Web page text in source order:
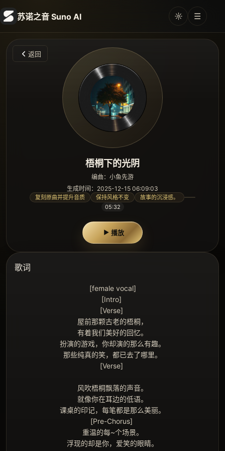
苏诺之音 Suno AI ☼ ☰
返回
梧桐下的光阴
编曲：小鱼先游
生成时间：2025-12-15 06:09:03
复刻原曲并提升音质 保持风格不变
故事的沉浸感。
05:32
▶ 播放
歌词
[female vocal]
[Intro]
[Verse]
屋前那颗古老的梧桐，
有着我们美好的回忆。
扮演的游戏，你却演的那么有趣。
那些纯真的笑，都已去了哪里。
[Verse]
风吹梧桐飘落的声音。
就像你在耳边的低语。
课桌的印记，每笔都是那么美丽。
[Pre-Chorus]
重温的每~个场景。
浮现的却是你，爱笑的眼睛。